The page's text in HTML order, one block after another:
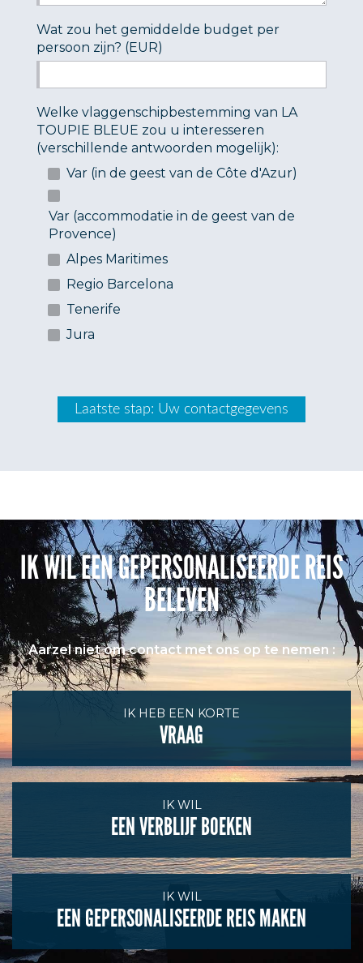
Wat zou het gemiddelde budget per
persoon zijn? (EUR)
Welke vlaggenschipbestemming van LA
TOUPIE BLEUE zou u interesseren
(verschillende antwoorden mogelijk):
Var (in de geest van de Côte d'Azur)
Var (accommodatie in de geest van de
Provence)
Alpes Maritimes
Regio Barcelona
Tenerife
Jura
IK WIL EEN GEPERSONALISEERDE REIS
BELEVEN
Aarzel niet om contact met ons op te nemen :
IK HEB EEN KORTE
VRAAG
IK WIL
EEN VERBLIJF BOEKEN
IK WIL
EEN GEPERSONALISEERDE REIS MAKEN